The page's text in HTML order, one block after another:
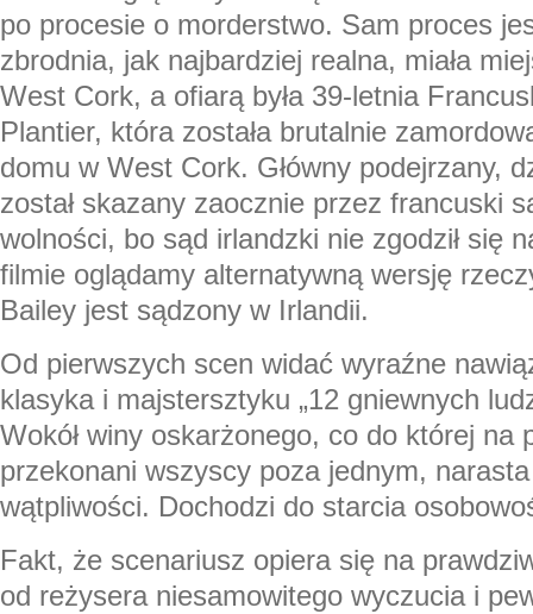
po procesie o morderstwo. Sam proces
zbrodnia, jak najbardziej realna, miała
West Cork, a ofiarą była 39-letnia
Plantier, która została brutalnie
domu w West Cork. Główny podejrzany,
został skazany zaocznie przez francuski
wolności, bo sąd irlandzki nie zgodził się
filmie oglądamy alternatywną wersję
Bailey jest sądzony w Irlandii.
Od pierwszych scen widać wyraźne
klasyka i majstersztyku „12 gniewnych
Wokół winy oskarżonego, co do której na
przekonani wszyscy poza jednym,
wątpliwości. Dochodzi do starcia
Fakt, że scenariusz opiera się na
od reżysera niesamowitego wyczucia i